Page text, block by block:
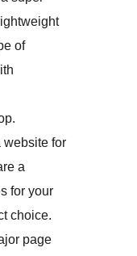
of
website for
a
for your
choice.
page